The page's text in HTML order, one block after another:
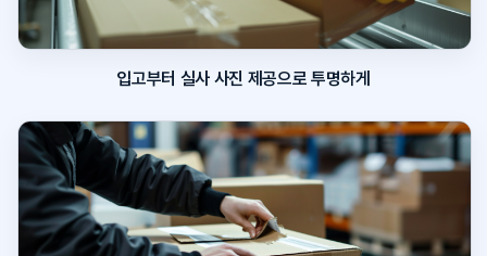
입고부터 실사 사진 제공으로 투명하게